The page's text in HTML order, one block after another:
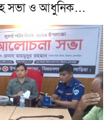
সভা ও আধুনিক…